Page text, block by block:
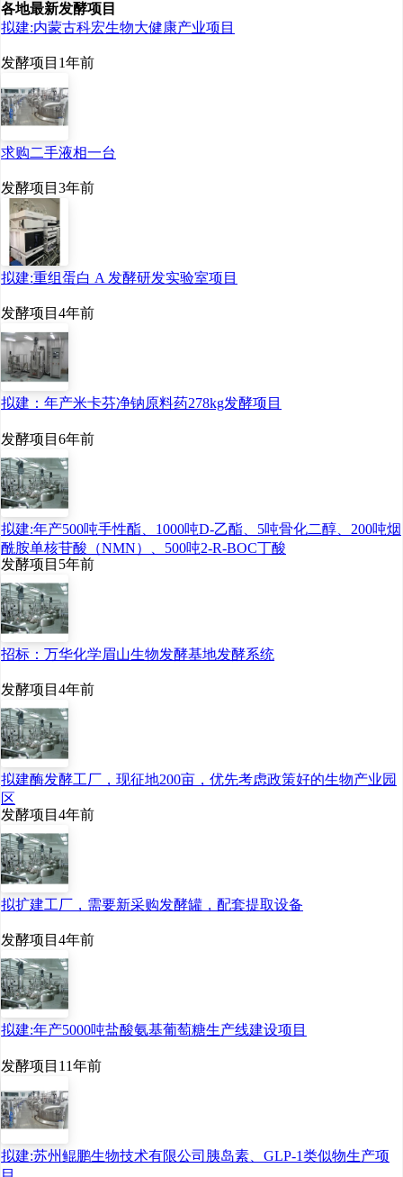
各地最新发酵项目
拟建:内蒙古科宏生物大健康产业项目
发酵项目 1年前
求购二手液相一台
发酵项目 3年前
拟建:重组蛋白 A 发酵研发实验室项目
发酵项目 4年前
拟建：年产米卡芬净钠原料药278kg发酵项目
发酵项目 6年前
拟建:年产500吨手性酯、1000吨D-乙酯、5吨骨化二醇、200吨烟
酰胺单核苷酸（NMN）、500吨2-R-BOC丁酸
发酵项目 5年前
招标：万华化学眉山生物发酵基地发酵系统
发酵项目 4年前
拟建酶发酵工厂，现征地200亩，优先考虑政策好的生物产业园
区
发酵项目 4年前
拟扩建工厂，需要新采购发酵罐，配套提取设备
发酵项目 4年前
拟建:年产5000吨盐酸氨基葡萄糖生产线建设项目
发酵项目 11年前
拟建:苏州鲲鹏生物技术有限公司胰岛素、GLP-1类似物生产项